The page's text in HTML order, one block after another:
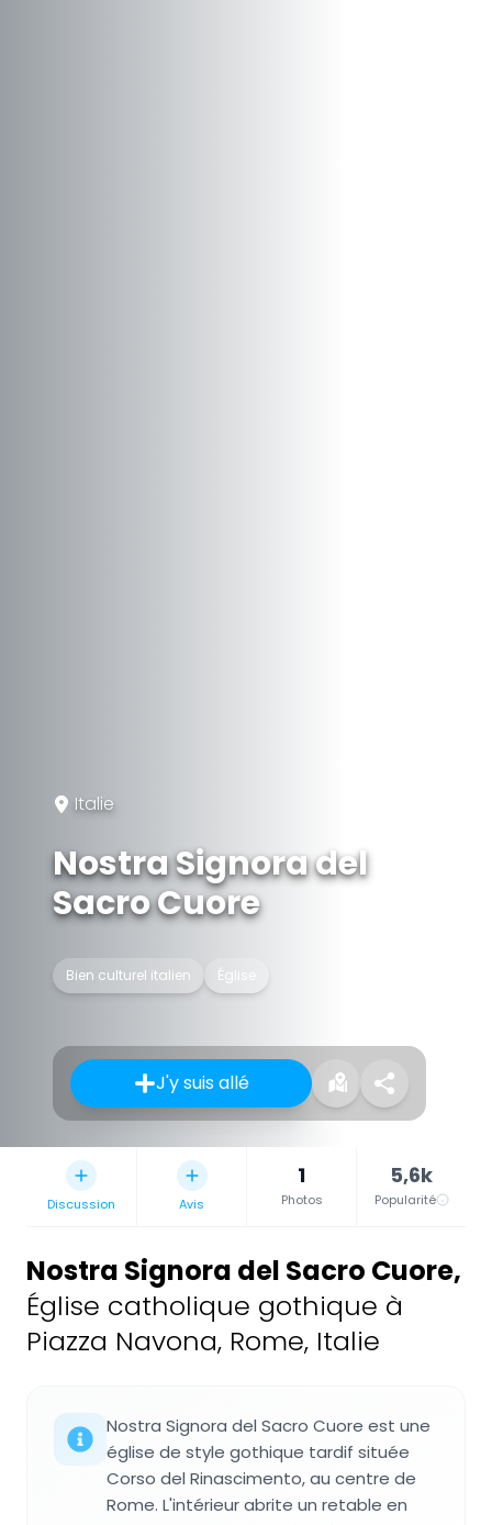
Italie
Nostra Signora del
Sacro Cuore
Bien culturel italien Église
J'y suis allé
Discussion Avis
1
Photos
5,6k
Popularité
Nostra Signora del Sacro Cuore,
Église catholique gothique à
Piazza Navona, Rome, Italie
Nostra Signora del Sacro Cuore est une
église de style gothique tardif située
Corso del Rinascimento, au centre de
Rome. L'intérieur abrite un retable en